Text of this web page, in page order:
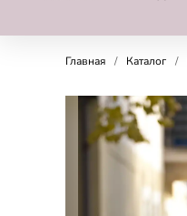
Главная / Каталог /